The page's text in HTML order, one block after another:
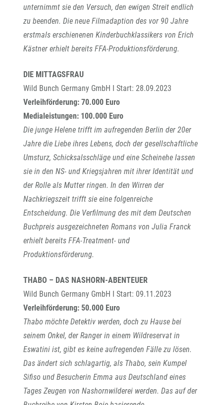
unternimmt sie den Versuch, den ewigen Streit endlich
zu beenden. Die neue Filmadaption des vor 90 Jahre
erstmals erschienenen Kinderbuchklassikers von Erich
Kästner erhielt bereits FFA-Produktionsförderung.
DIE MITTAGSFRAU
Wild Bunch Germany GmbH I Start: 28.09.2023
Verleihförderung: 70.000 Euro
Medialeistungen: 100.000 Euro
Die junge Helene trifft im aufregenden Berlin der 20er
Jahre die Liebe ihres Lebens, doch der gesellschaftliche
Umsturz, Schicksalsschläge und eine Scheinehe lassen
sie in den NS- und Kriegsjahren mit ihrer Identität und
der Rolle als Mutter ringen. In den Wirren der
Nachkriegszeit trifft sie eine folgenreiche
Entscheidung. Die Verfilmung des mit dem Deutschen
Buchpreis ausgezeichneten Romans von Julia Franck
erhielt bereits FFA-Treatment- und
Produktionsförderung.
THABO – DAS NASHORN-ABENTEUER
Wild Bunch Germany GmbH I Start: 09.11.2023
Verleihförderung: 50.000 Euro
Thabo möchte Detektiv werden, doch zu Hause bei
seinem Onkel, der Ranger in einem Wildreservat in
Eswatini ist, gibt es keine aufregenden Fälle zu lösen.
Das ändert sich schlagartig, als Thabo, sein Kumpel
Sifiso und Besucherin Emma aus Deutschland eines
Tages Zeugen von Nashornwilderei werden. Das auf der